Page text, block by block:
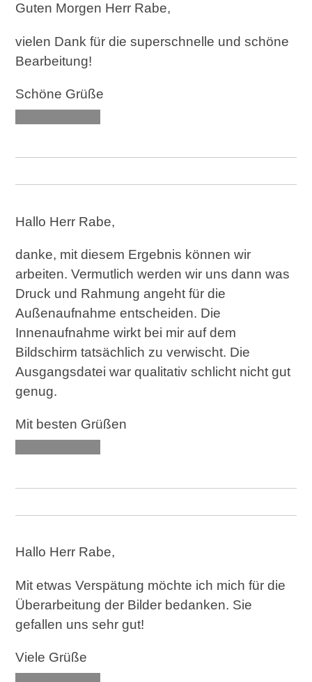
Guten Morgen Herr Rabe,
vielen Dank für die superschnelle und schöne
Bearbeitung!
Schöne Grüße
Hallo Herr Rabe,
danke, mit diesem Ergebnis können wir
arbeiten. Vermutlich werden wir uns dann was
Druck und Rahmung angeht für die
Außenaufnahme entscheiden. Die
Innenaufnahme wirkt bei mir auf dem
Bildschirm tatsächlich zu verwischt. Die
Ausgangsdatei war qualitativ schlicht nicht gut
genug.
Mit besten Grüßen
Hallo Herr Rabe,
Mit etwas Verspätung möchte ich mich für die
Überarbeitung der Bilder bedanken. Sie
gefallen uns sehr gut!
Viele Grüße